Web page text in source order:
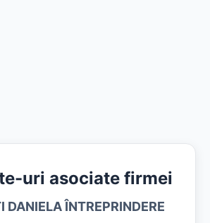
uri asociate firmei
DANIELA ÎNTREPRINDERE